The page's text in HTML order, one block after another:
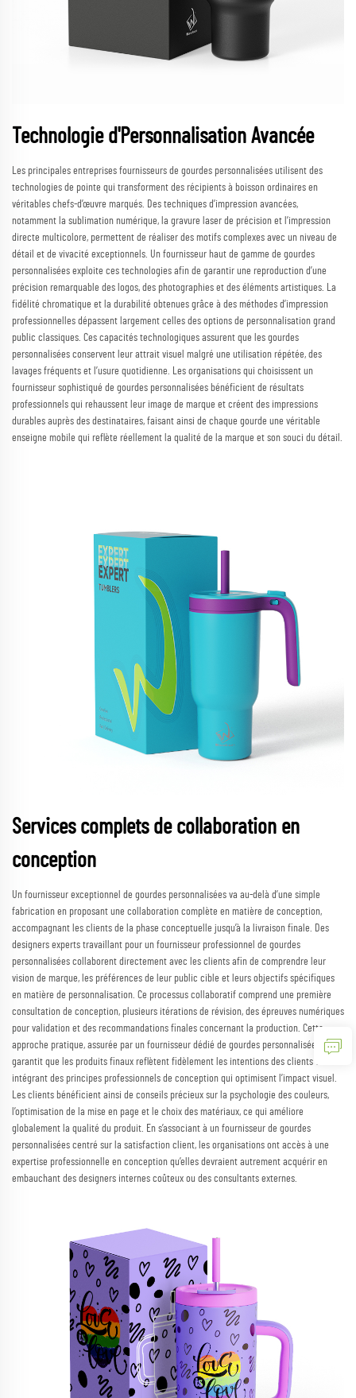
Technologie d'Personnalisation Avancée
Les principales entreprises fournisseurs de gourdes personnalisées utilisent des
technologies de pointe qui transforment des récipients à boisson ordinaires en
véritables chefs-d’œuvre marqués. Des techniques d’impression avancées,
notamment la sublimation numérique, la gravure laser de précision et l’impression
directe multicolore, permettent de réaliser des motifs complexes avec un niveau de
détail et de vivacité exceptionnels. Un fournisseur haut de gamme de gourdes
personnalisées exploite ces technologies afin de garantir une reproduction d’une
précision remarquable des logos, des photographies et des éléments artistiques. La
fidélité chromatique et la durabilité obtenues grâce à des méthodes d’impression
professionnelles dépassent largement celles des options de personnalisation grand
public classiques. Ces capacités technologiques assurent que les gourdes
personnalisées conservent leur attrait visuel malgré une utilisation répétée, des
lavages fréquents et l’usure quotidienne. Les organisations qui choisissent un
fournisseur sophistiqué de gourdes personnalisées bénéficient de résultats
professionnels qui rehaussent leur image de marque et créent des impressions
durables auprès des destinataires, faisant ainsi de chaque gourde une véritable
enseigne mobile qui reflète réellement la qualité de la marque et son souci du détail.
Services complets de collaboration en
conception
Un fournisseur exceptionnel de gourdes personnalisées va au-delà d’une simple
fabrication en proposant une collaboration complète en matière de conception,
accompagnant les clients de la phase conceptuelle jusqu’à la livraison finale. Des
designers experts travaillant pour un fournisseur professionnel de gourdes
personnalisées collaborent directement avec les clients afin de comprendre leur
vision de marque, les préférences de leur public cible et leurs objectifs spécifiques
en matière de personnalisation. Ce processus collaboratif comprend une première
consultation de conception, plusieurs itérations de révision, des épreuves numériques
pour validation et des recommandations finales concernant la production. Cette
approche pratique, assurée par un fournisseur dédié de gourdes personnalisées,
garantit que les produits finaux reflètent fidèlement les intentions des clients tout en
intégrant des principes professionnels de conception qui optimisent l’impact visuel.
Les clients bénéficient ainsi de conseils précieux sur la psychologie des couleurs,
l’optimisation de la mise en page et le choix des matériaux, ce qui améliore
globalement la qualité du produit. En s’associant à un fournisseur de gourdes
personnalisées centré sur la satisfaction client, les organisations ont accès à une
expertise professionnelle en conception qu’elles devraient autrement acquérir en
embauchant des designers internes coûteux ou des consultants externes.